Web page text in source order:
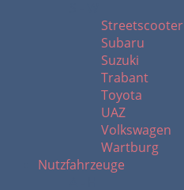
Streetscooter
Subaru
Suzuki
Trabant
Toyota
UAZ
Volkswagen
Wartburg
Nutzfahrzeuge